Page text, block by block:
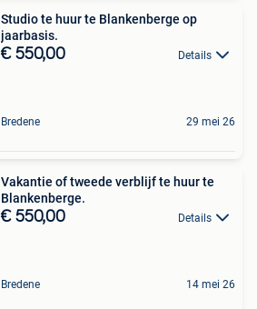
Studio te huur te Blankenberge op
jaarbasis.
€ 550,00 Details
Bredene 29 mei 26
Vakantie of tweede verblijf te huur te
Blankenberge.
€ 550,00 Details
Bredene 14 mei 26